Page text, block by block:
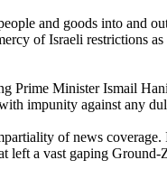
and goods into and
of Israeli restrictions
Prime Minister Ismail
impunity against any
of news
left a vast gaping